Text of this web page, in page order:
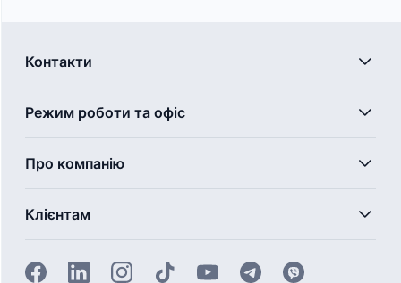
Контакти
Режим роботи та офіс
Про компанію
Клієнтам